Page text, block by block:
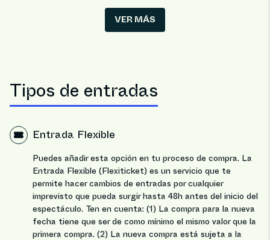
¿Quieres acompañarla? ¡Ven a vivir la nueva magia junto a Luli
VER MÁS
Tipos de entradas
Entrada Flexible
Puedes añadir esta opción en tu proceso de compra. La
Entrada Flexible (Flexiticket) es un servicio que te
permite hacer cambios de entradas por cualquier
imprevisto que pueda surgir hasta 48h antes del inicio del
espectáculo. Ten en cuenta: (1) La compra para la nueva
fecha tiene que ser de como mínimo el mismo valor que la
primera compra. (2) La nueva compra está sujeta a la